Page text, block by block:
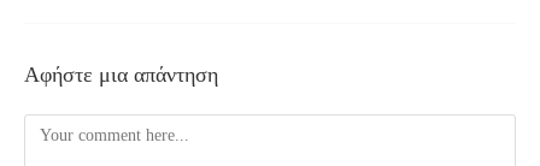
Αφήστε μια απάντηση
Comment